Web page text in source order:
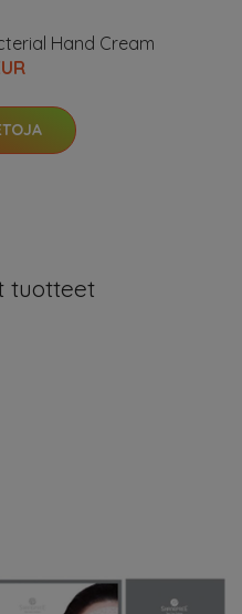
Hand Cream
tuotteet